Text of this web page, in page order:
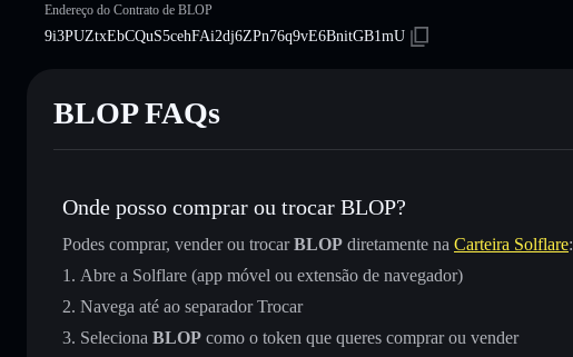
Endereço do Contrato de BLOP
9i3PUZtxEbCQuS5cehFAi2dj6ZPn76q9vE6BnitGB1mU
BLOP FAQs
Onde posso comprar ou trocar BLOP?
Podes comprar, vender ou trocarBLOP diretamente na Carteira Solflare:
Abre a Solflare (app móvel ou extensão de navegador)
Navega até ao separador Trocar
Seleciona BLOP como o token que queres comprar ou vender